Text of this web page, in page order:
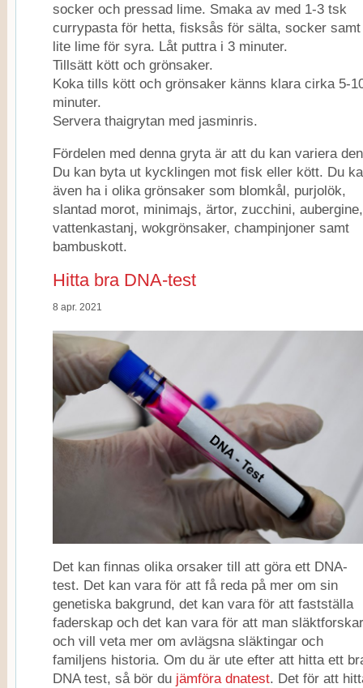
socker och pressad lime. Smaka av med 1-3 tsk
currypasta för hetta, fisksås för sälta, socker samt
lite lime för syra. Låt puttra i 3 minuter.
Tillsätt kött och grönsaker.
Koka tills kött och grönsaker känns klara cirka 5-
minuter.
Servera thaigrytan med jasminris.
Fördelen med denna gryta är att du kan variera
Du kan byta ut kycklingen mot fisk eller kött. Du
även ha i olika grönsaker som blomkål, purjolök,
slantad morot, minimajs, ärtor, zucchini, aubergine,
vattenkastanj, wokgrönsaker, champinjoner samt
bambuskott.
Hitta bra DNA-test
8 apr. 2021
Det kan finnas olika orsaker till att göra ett DNA-
test. Det kan vara för att få reda på mer om sin
genetiska bakgrund, det kan vara för att fastställa
faderskap och det kan vara för att man släktforskar
och vill veta mer om avlägsna släktingar och
familjens historia. Om du är ute efter att hitta ett
DNA test, så bör du jämföra dnatest. Det för att